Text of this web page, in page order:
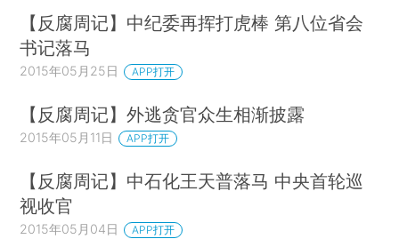
【反腐周记】中纪委再挥打虎棒 第八位省会
书记落马
2015年05月25日 APP打开
【反腐周记】外逃贪官众生相渐披露
2015年05月11日 APP打开
【反腐周记】中石化王天普落马 中央首轮巡
视收官
2015年05月04日 APP打开